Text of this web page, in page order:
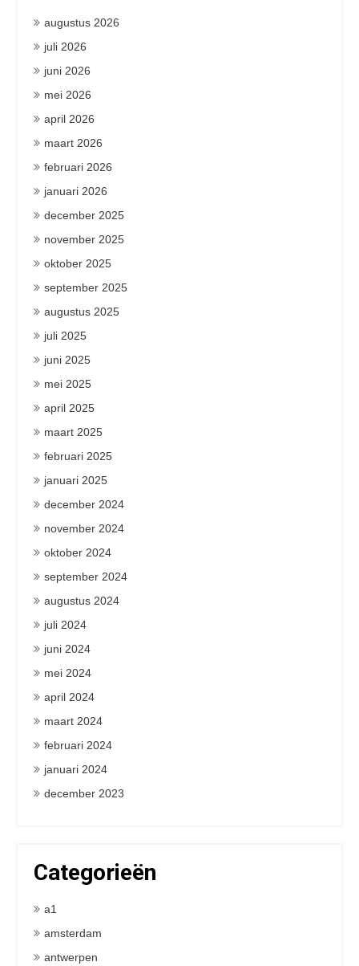
augustus 2026
juli 2026
juni 2026
mei 2026
april 2026
maart 2026
februari 2026
januari 2026
december 2025
november 2025
oktober 2025
september 2025
augustus 2025
juli 2025
juni 2025
mei 2025
april 2025
maart 2025
februari 2025
januari 2025
december 2024
november 2024
oktober 2024
september 2024
augustus 2024
juli 2024
juni 2024
mei 2024
april 2024
maart 2024
februari 2024
januari 2024
december 2023
Categorieën
a1
amsterdam
antwerpen